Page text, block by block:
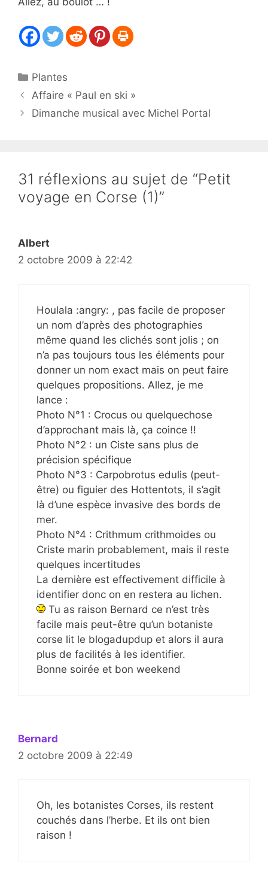
Catégories
Plantes
Affaire « Paul en ski »
Dimanche musical avec Michel Portal
31 réflexions au sujet de “Petit
voyage en Corse (1)”
Albert
2 octobre 2009 à 22:42
Houlala :angry: , pas facile de proposer
un nom d’après des photographies
même quand les clichés sont jolis ; on
n’a pas toujours tous les éléments pour
donner un nom exact mais on peut faire
quelques propositions. Allez, je me
lance :
Photo N°1 : Crocus ou quelquechose
d’approchant mais là, ça coince !!
Photo N°2 : un Ciste sans plus de
précision spécifique
Photo N°3 : Carpobrotus edulis (peut-
être) ou figuier des Hottentots, il s’agit
là d’une espèce invasive des bords de
mer.
Photo N°4 : Crithmum crithmoides ou
Criste marin probablement, mais il reste
quelques incertitudes
La dernière est effectivement difficile à
identifier donc on en restera au lichen.
Tu as raison Bernard ce n’est très
facile mais peut-être qu’un botaniste
corse lit le blogadupdup et alors il aura
plus de facilités à les identifier.
Bonne soirée et bon weekend
Bernard
2 octobre 2009 à 22:49
Oh, les botanistes Corses, ils restent
couchés dans l’herbe. Et ils ont bien
raison !